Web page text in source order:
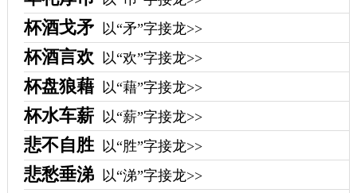
杯酒戈矛 以“矛”字接龙>>
杯酒言欢 以“欢”字接龙>>
杯盘狼藉 以“藉”字接龙>>
杯水车薪 以“薪”字接龙>>
悲不自胜 以“胜”字接龙>>
悲愁垂涕 以“涕”字接龙>>